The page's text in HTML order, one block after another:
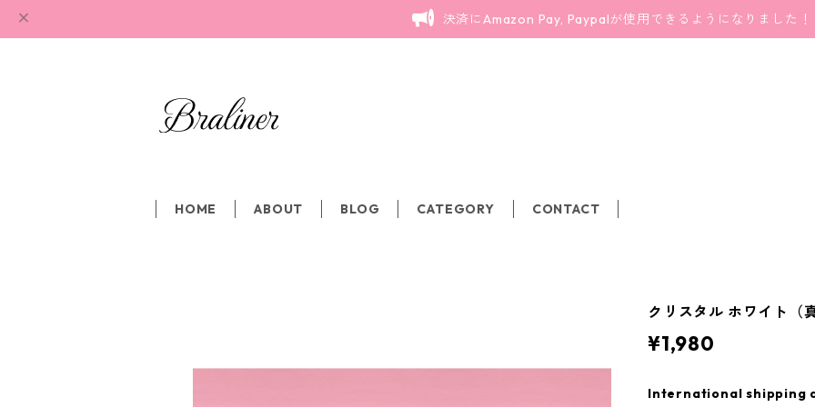
決済にAmazon Pay, Paypalが使用できるようになりました！
HOME ABOUT BLOG CATEGORY CONTACT
クリスタル ホワイト（
¥1,980
International shipping